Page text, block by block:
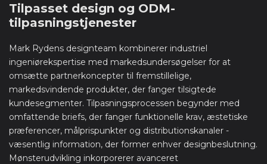
Tilpasset design og ODM-
tilpasningstjenester
Mark Rydens designteam kombinerer industriel
ingeniørekspertise med markedsundersøgelser for at
omsætte partnerkoncepter til fremstillelige,
markedsvindende produkter, der fanger tilsigtede
kundesegmenter. Tilpasningsprocessen begynder med
omfattende briefs, der fanger funktionelle krav, æstetiske
præferencer, målprispunkter og distributionskanaler -
væsentlig information, der former enhver designbeslutning.
Mønsterudvikling inkorporerer avanceret